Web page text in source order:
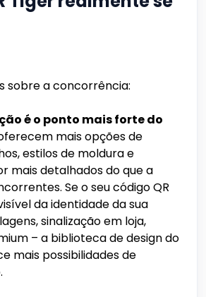
sobre a concorrência:
é o ponto mais forte do
mais opções de
estilos de moldura e
mais detalhados do que a
Se o seu código QR
da identidade da sua
sinalização em loja,
– a biblioteca de design do
mais possibilidades de